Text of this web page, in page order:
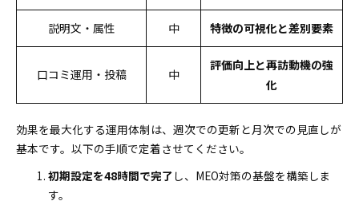
説明文・属性 中 特徴の可視化と差別要素
口コミ運用・投稿 中
評価向上と再訪動機の強
化
効果を最大化する運用体制は、週次での更新と月次での見直しが
基本です。以下の手順で定着させてください。
初期設定を48時間で完了 し、MEO対策の基盤を構築しま
す。